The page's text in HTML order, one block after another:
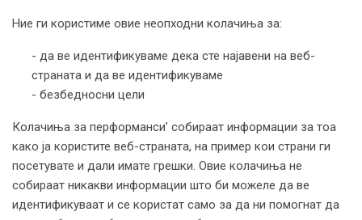
Ние ги користиме овие неопходни колачиња за:
- да ве идентификуваме дека сте најавени на веб-
страната и да ве идентификуваме
- безбедносни цели
Колачиња за перформанси’ собираат информации за тоа
како ја користите веб-страната, на пример кои страни ги
посетувате и дали имате грешки. Овие колачиња не
собираат никакви информации што би можеле да ве
идентификуваат и се користат само за да ни помогнат да